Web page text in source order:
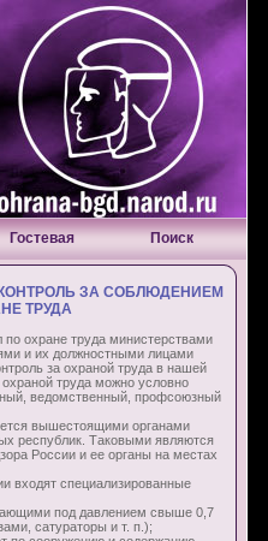
Гостевая Поиск
ЗА СОБЛЮДЕНИЕМ
ТРУДА
охране труда министерствами
и их должностными лицами
за охраной труда в нашей
труда можно условно
ведомственный, профсоюзный
вышестоящими органами
республик. Таковыми являются
России и ее органы на местах
входят специализированные
под давлением свыше 0,7
сатураторы и т. п.);